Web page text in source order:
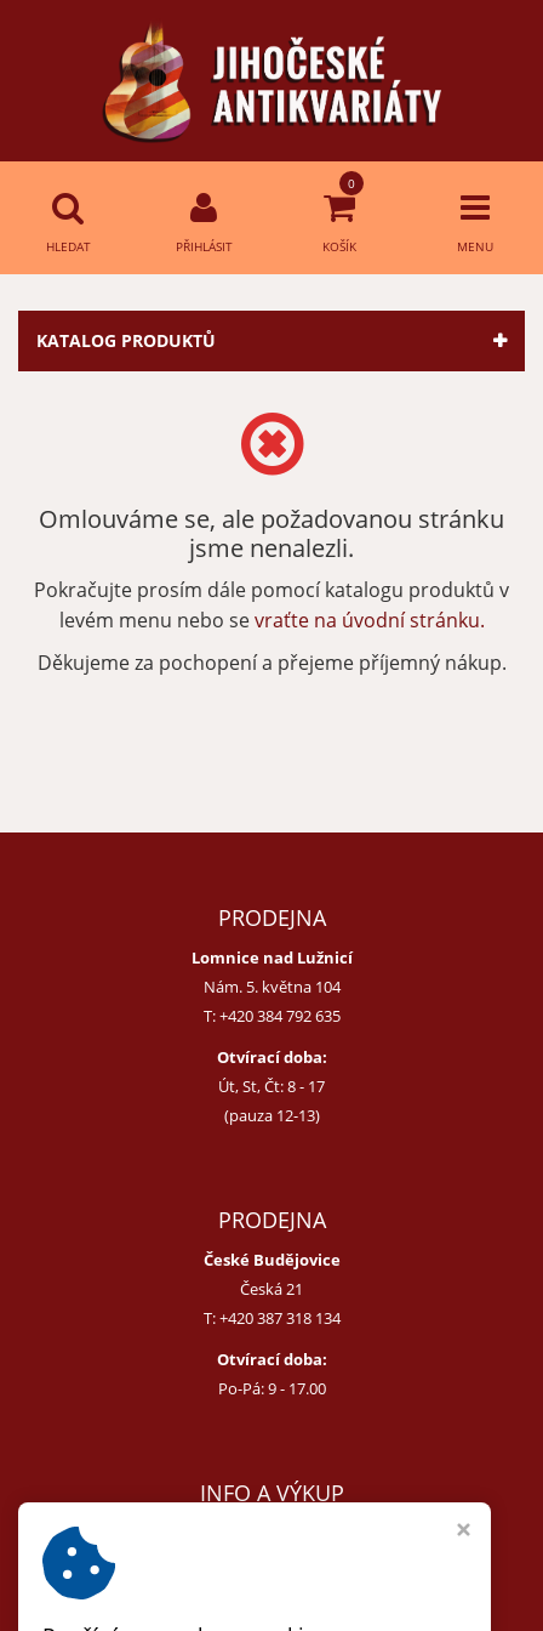
HLEDAT PŘIHLÁSIT
0
KOŠÍK MENU
Přihlášení
Přihlásit
Zapomenuté heslo Nová registrace
KATALOG PRODUKTŮ
Omlouváme se, ale požadovanou stránku
jsme nenalezli.
Pokračujte prosím dále pomocí katalogu produktů v
levém menu nebo sevraťte na úvodní stránku.
Děkujeme za pochopení a přejeme příjemný nákup.
PRODEJNA
Lomnice nad Lužnicí
Nám. 5. května 104
T:+420 384 792 635
Otvírací doba:
Út, St, Čt: 8 - 17
(pauza 12-13)
PRODEJNA
České Budějovice
Česká 21
T:+420 387 318 134
Otvírací doba:
Po-Pá: 9 - 17.00
INFO A VÝKUP